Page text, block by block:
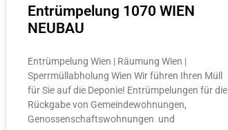
Entrümpelung 1070 WIEN
NEUBAU
Entrümpelung Wien | Räumung Wien |
Sperrmüllabholung Wien Wir führen Ihren Müll
für Sie auf die Deponie! Entrümpelungen für die
Rückgabe von Gemeindewohnungen,
Genossenschaftswohnungen und